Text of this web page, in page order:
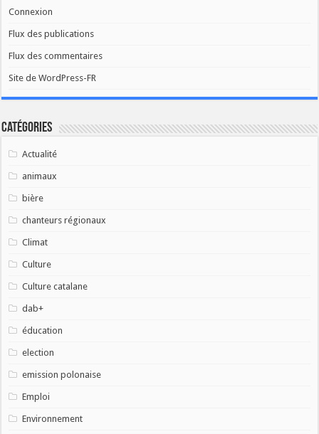
Connexion
Flux des publications
Flux des commentaires
Site de WordPress-FR
Catégories
Actualité
animaux
bière
chanteurs régionaux
Climat
Culture
Culture catalane
dab+
éducation
election
emission polonaise
Emploi
Environnement